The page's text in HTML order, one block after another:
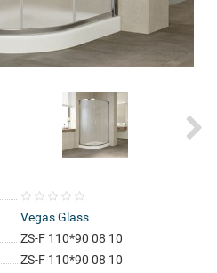
Vegas Glass
ZS-F 110*90 08 10
ZS-F 110*90 08 10